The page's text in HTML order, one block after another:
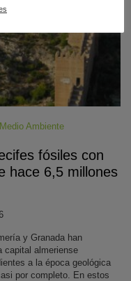
Ambiente
fósiles con
hace 6,5 millones
y Granada han
capital almeriense
a la época geológica
por completo. En estos